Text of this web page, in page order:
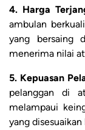
4. Harga
ambulan
yang bersaing
menerima nilai
5. Kepuasan
pelanggan di
melampaui
yang